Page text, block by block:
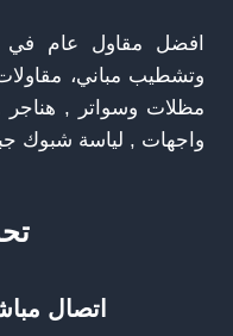
افضل مقاول عام في
وتشطيب مباني،
مظلات وسواتر ,
واجهات , لياسة شبوك
اتصال